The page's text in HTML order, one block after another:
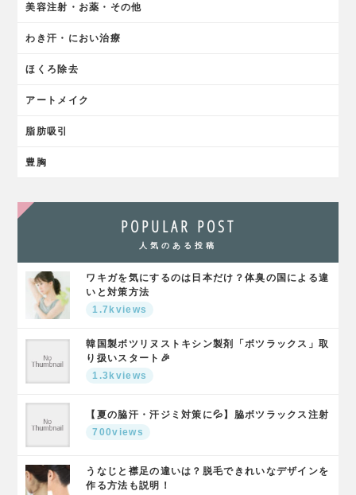
美容注射・お薬・その他
わき汗・におい治療
ほくろ除去
アートメイク
脂肪吸引
豊胸
POPULAR POST
人気のある投稿
ワキガを気にするのは日本だけ？体臭の国による違
いと対策方法
1.7kviews
韓国製ボツリヌストキシン製剤「ボツラックス」取
り扱いスタート🎉
1.3kviews
【夏の脇汗・汗ジミ対策に💦】脇ボツラックス注射
700views
うなじと襟足の違いは？脱毛できれいなデザインを
作る方法も説明！